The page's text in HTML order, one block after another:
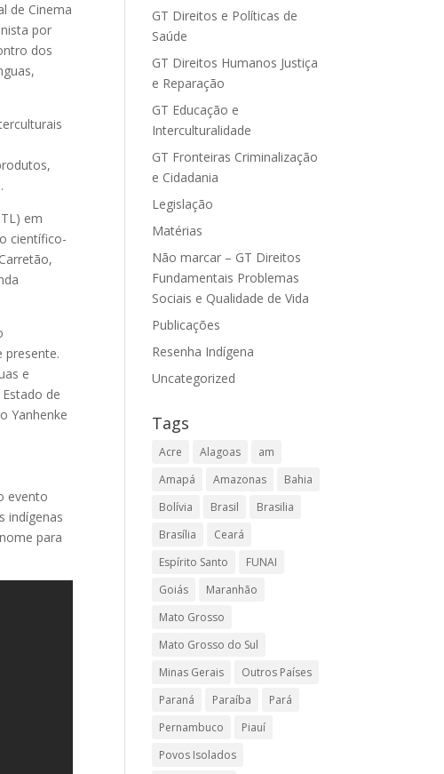
de Cinema
por
dos
em
científico-
presente.
e
de
Yanhenke
evento
indígenas
para
GT Direitos e Políticas de
Saúde
GT Direitos Humanos Justiça
e Reparação
GT Educação e
Interculturalidade
GT Fronteiras Criminalização
e Cidadania
Legislação
Matérias
Não marcar – GT Direitos
Fundamentais Problemas
Sociais e Qualidade de Vida
Publicações
Resenha Indígena
Uncategorized
Tags
Acre Alagoas
am
Amapá
Amazonas
Bahia
Bolívia
Brasil
Brasilia
Brasília
Ceará
Espírito Santo
FUNAI
Goiás
Maranhão
Mato Grosso
Mato Grosso do Sul
Minas Gerais
Outros Países
Paraná
Paraíba
Pará
Pernambuco
Piauí
Povos Isolados